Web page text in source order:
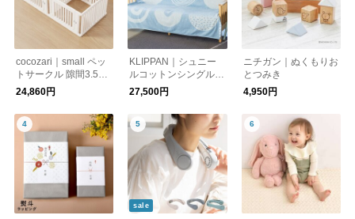
cocozari｜small ペッ
トサークル 隙間3.5cm
160×80cm 仕切りタイ
24,860円
KLIPPAN｜シュニー
ルコットンシングルブ
ランケット キャンデ
ィー 140cm×200cm
27,500円
ニチガン｜ぬくもりお
とつみき
4,950円
sale